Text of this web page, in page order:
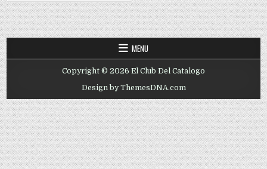
MENU
Copyright © 2026 El Club Del Catalogo
Design by ThemesDNA.com